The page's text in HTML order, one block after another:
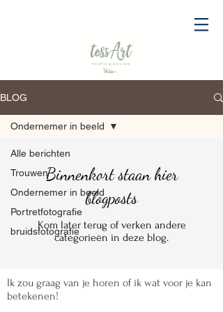
BLOG
Alle berichten
Trouwen
Ondernemer in beeld
Portretfotografie
bruidsfotografie
Ondernemer in beeld
Binnenkort staan hier
blogposts
Kom later terug of verken andere
categorieën in deze blog.
Ik zou graag van je horen of ik wat voor je kan
betekenen!